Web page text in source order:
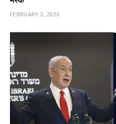
FEBRUARY 2, 2026